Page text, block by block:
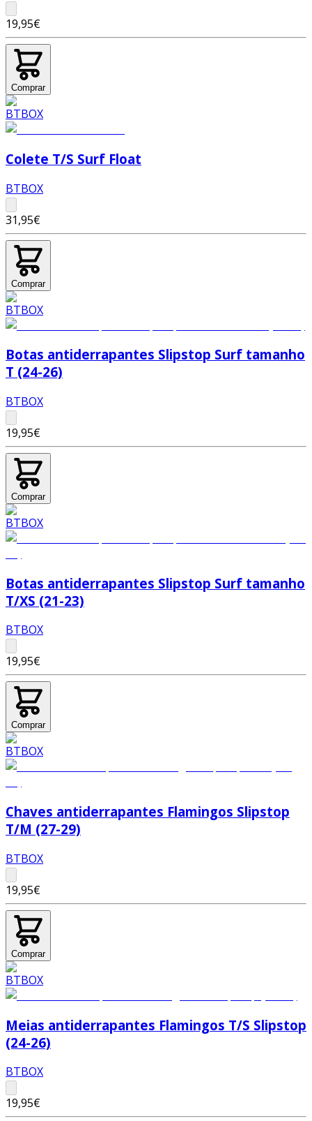
19,95€
Comprar
Colete T/S Surf Float
BTBOX
31,95€
Comprar
Botas antiderrapantes Slipstop Surf tamanho
T (24-26)
BTBOX
19,95€
Comprar
Botas antiderrapantes Slipstop Surf tamanho
T/XS (21-23)
BTBOX
19,95€
Comprar
Chaves antiderrapantes Flamingos Slipstop
T/M (27-29)
BTBOX
19,95€
Comprar
Meias antiderrapantes Flamingos T/S Slipstop
(24-26)
BTBOX
19,95€